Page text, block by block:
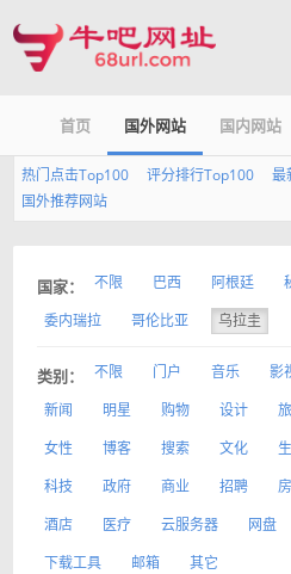
首页 国外网站 国内网站
热门点击Top100 评分排行Top100 最
国外推荐网站
国家： 不限 巴西 阿根廷
委内瑞拉
哥伦比亚 乌拉圭
类别： 不限 门户 音乐 影
新闻
明星 购物 设计
女性
博客 搜索 文化
科技
政府 商业 招聘
酒店
医疗 云服务器 网盘
下载工具
邮箱 其它